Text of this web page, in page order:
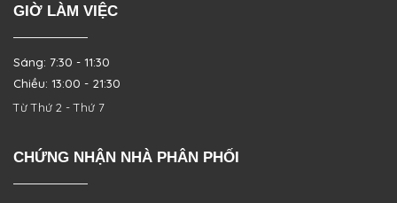
GIỜ LÀM VIỆC
Sáng: 7:30 - 11:30
Chiều: 13:00 - 21:30
Từ Thứ 2 - Thứ 7
CHỨNG NHẬN NHÀ PHÂN PHỐI